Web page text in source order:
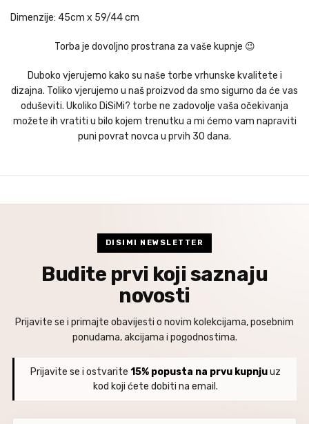
Dimenzije: 45cm x 59/44 cm
Torba je dovoljno prostrana za vaše kupnje 😉
Duboko vjerujemo kako su naše torbe vrhunske kvalitete i
dizajna. Toliko vjerujemo u naš proizvod da smo sigurno da će vas
oduševiti. Ukoliko DiSiMi? torbe ne zadovolje vaša očekivanja
možete ih vratiti u bilo kojem trenutku a mi ćemo vam napraviti
puni povrat novca u prvih 30 dana.
DISIMI NEWSLETTER
Budite prvi koji saznaju
novosti
Prijavite se i primajte obavijesti o novim kolekcijama, posebnim
ponudama, akcijama i pogodnostima.
Prijavite se i ostvarite 15% popusta na prvu kupnjuuz
kod koji ćete dobiti na email.